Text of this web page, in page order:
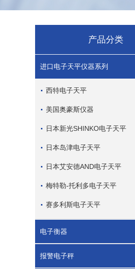
产品分类
进口电子天平仪器系列
西特电子天平
美国奥豪斯仪器
日本新光SHINKO电子天平
日本岛津电子天平
日本艾安德AND电子天平
梅特勒-托利多电子天平
赛多利斯电子天平
电子衡器
报警电子秤